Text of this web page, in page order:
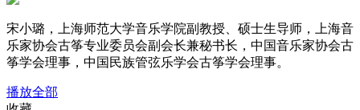
宋小璐，上海师范大学音乐学院副教授、硕士生导师，上海音
乐家协会古筝专业委员会副会长兼秘书长，中国音乐家协会古
筝学会理事，中国民族管弦乐学会古筝学会理事。
播放全部